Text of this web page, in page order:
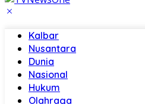
Kalbar
Nusantara
Dunia
Nasional
Hukum
Olahraga